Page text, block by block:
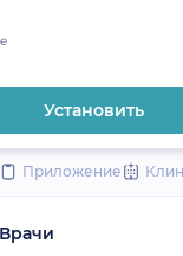
Установить
Приложение
Врачи